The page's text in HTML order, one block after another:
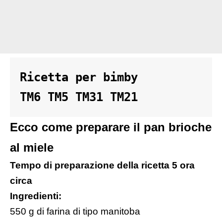
Ricetta per bimby
TM6 TM5 TM31 TM21
Ecco come preparare il pan brioche
al miele
Tempo di preparazione della ricetta 5 ora
circa
Ingredienti:
550 g di farina di tipo manitoba